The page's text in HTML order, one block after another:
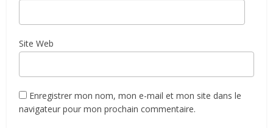
Site Web
Enregistrer mon nom, mon e-mail et mon site dans le
navigateur pour mon prochain commentaire.